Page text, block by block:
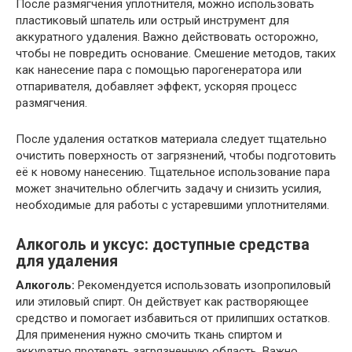
После размягчения уплотнителя, можно использовать
пластиковый шпатель или острый инструмент для
аккуратного удаления. Важно действовать осторожно,
чтобы не повредить основание. Смешение методов, таких
как нанесение пара с помощью парогенератора или
отпаривателя, добавляет эффект, ускоряя процесс
размягчения.
После удаления остатков материала следует тщательно
очистить поверхность от загрязнений, чтобы подготовить
её к новому нанесению. Тщательное использование пара
может значительно облегчить задачу и снизить усилия,
необходимые для работы с устаревшими уплотнителями.
Алкоголь и уксус: доступные средства
для удаления
Алкоголь: Рекомендуется использовать изопропиловый
или этиловый спирт. Он действует как растворяющее
средство и помогает избавиться от прилипших остатков.
Для применения нужно смочить ткань спиртом и